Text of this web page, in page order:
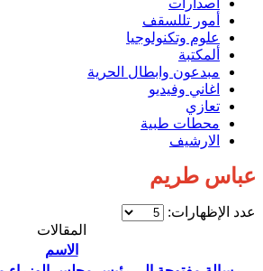
اصدارات
أمور تللسقف
علوم وتكنولوجيا
ألمكتبة
مبدعون وابطال الحرية
اغاني وفيديو
تعازي
محطات طبية
الارشيف
عباس طريم
عدد الإظهارات:
المقالات
الاسم